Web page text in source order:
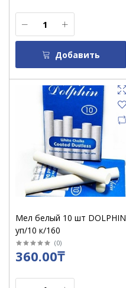
Добавить
Мел белый 10 шт DOLPHIN
уп/10 к/160
(0)
360.00₸